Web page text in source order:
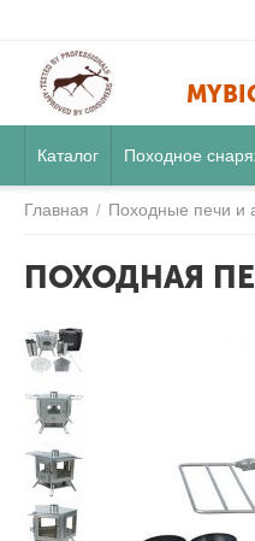
Каталог Походное
Главная / Походные печи и
ПОХОДНАЯ